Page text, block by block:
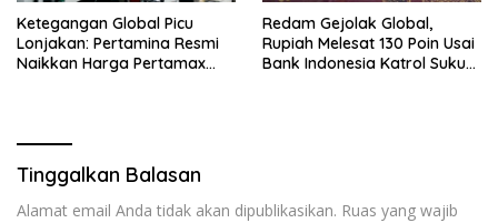
Ketegangan Global Picu
Lonjakan: Pertamina Resmi
Naikkan Harga Pertamax
Redam Gejolak Global,
Rupiah Melesat 130 Poin Usai
Bank Indonesia Katrol Suku
Tinggalkan Balasan
Alamat email Anda tidak akan dipublikasikan. Ruas yang wajib